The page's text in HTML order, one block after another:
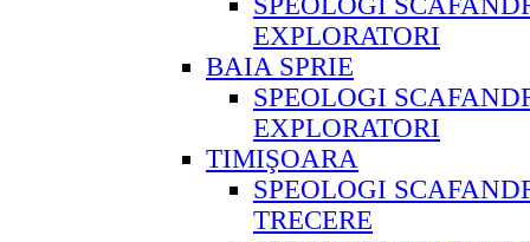
EXPLORATORI
BAIA SPRIE
SPEOLOGI
EXPLORATORI
TIMIŞOARA
SPEOLOGI
TRECERE